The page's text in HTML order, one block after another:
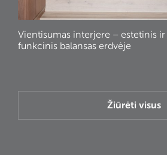
Vientisumas interjere – estetinis ir
funkcinis balansas erdvėje
Žiūrėti visus